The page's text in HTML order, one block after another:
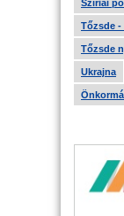
Szíriai
Tőzsde
Tőzsde
Ukrajna